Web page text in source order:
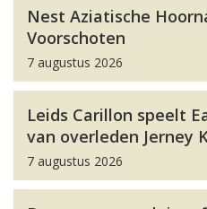
Nest Aziatische
Voorschoten
7 augustus 2026
Leids Carillon speelt
van overleden Jerney
7 augustus 2026